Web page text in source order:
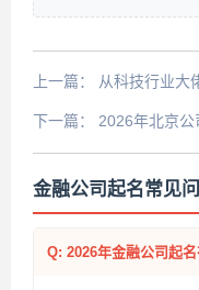
上一篇： 从科技行业大
下一篇： 2026年北京公
金融公司起名常见
Q: 2026年金融公司起